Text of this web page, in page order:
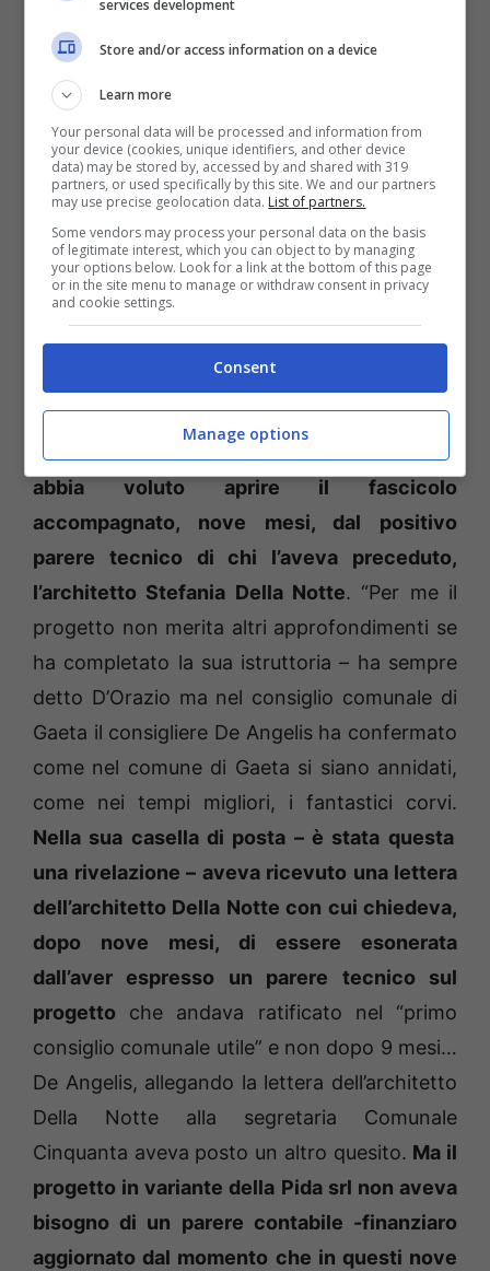
contribuito a rendere come la pece il viso del
stato approvato con soli 8 voti ma hanno
fatto rumore quelli contrari dell’ex sindaco
Magliozzi e dei consiglieri d’opposizione
Scinicariello e De Angelis.
Quest’ultimo era stato l’unico a presentare le
osservazioni al progetto vistato
favorevolmente dalla conferenza dei
perplessità sul fatto che l’ormai ex dirigente
della ripartizione tecnica P
ietro D’Orazio non
abbia voluto aprire il fascicolo
accompagnato, nove mesi, dal positivo
parere tecnico di chi l’aveva preceduto,
l’architetto Stefania Della Notte. “Per me il
progetto non merita altri approfondimenti se
ha completato la sua istruttoria – ha sempre
detto D’Orazio ma nel consiglio comunale di
Gaeta il consigliere De Angelis ha confermato
come nel comune di Gaeta si siano annidati,
come nei tempi migliori, i fantastici corvi.
Nella sua casella di posta – è stata questa
una rivelazione – aveva ricevuto una lettera
dell’architetto Della Notte con cui chiedeva,
dopo nove mesi, di essere esonerata
dall’aver espresso un parere tecnico sul
progetto che andava ratificato nel “primo
consiglio comunale utile” e non dopo 9 mesi…
De Angelis, allegando la lettera dell’architetto
Della Notte alla segretaria Comunale
Cinquanta aveva posto un altro quesito. Ma il
progetto in variante della Pida srl non aveva
bisogno di un parere contabile -finanziaro
aggiornato dal momento che in questi nove
services development
Store and/or access information on a device
Learn more
Your personal data will be processed and information from
your device (cookies, unique identifiers, and other device
data) may be stored by, accessed by and shared with 319
partners, or used specifically by this site. We and our partners
may use precise geolocation data. List of partners.
Some vendors may process your personal data on the basis
of legitimate interest, which you can object to by managing
your options below. Look for a link at the bottom of this page
or in the site menu to manage or withdraw consent in privacy
and cookie settings.
Consent
Manage options